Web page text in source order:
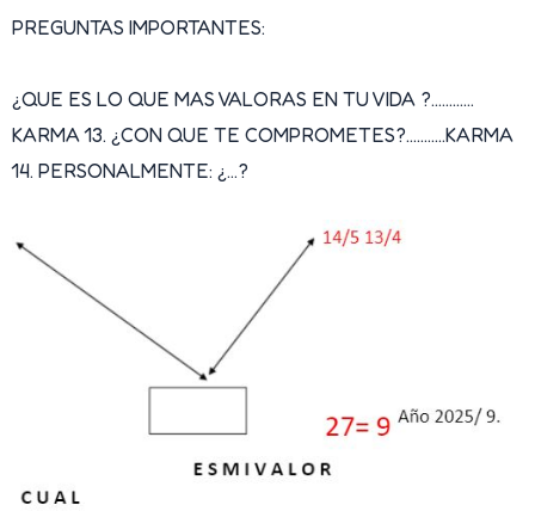
PREGUNTAS IMPORTANTES:
¿QUE ES LO QUE MAS VALORAS EN TU VIDA ?…………
KARMA 13. ¿CON QUE TE COMPROMETES?………..KARMA
14. PERSONALMENTE: ¿…?